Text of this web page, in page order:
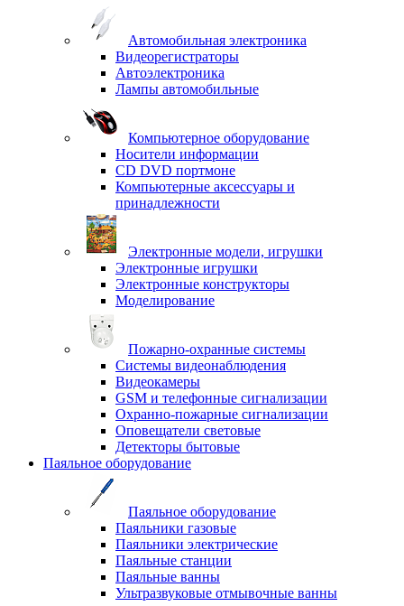
Автомобильная электроника
Видеорегистраторы
Автоэлектроника
Лампы автомобильные
Компьютерное оборудование
Носители информации
CD DVD портмоне
Компьютерные аксессуары и
принадлежности
Электронные модели, игрушки
Электронные игрушки
Электронные конструкторы
Моделирование
Пожарно-охранные системы
Системы видеонаблюдения
Видеокамеры
GSM и телефонные сигнализации
Охранно-пожарные сигнализации
Оповещатели световые
Детекторы бытовые
Паяльное оборудование
Паяльное оборудование
Паяльники газовые
Паяльники электрические
Паяльные станции
Паяльные ванны
Ультразвуковые отмывочные ванны